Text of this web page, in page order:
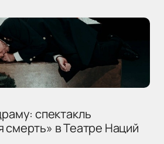
спектакль
в Театре Наций